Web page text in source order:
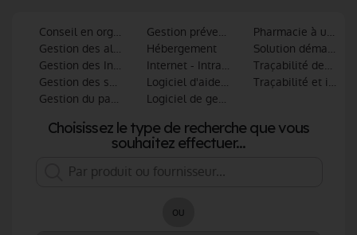
Conseil en organisation et informatique
Gestion des alertes et informatique
Gestion des Interventions
Gestion des services techniques
Gestion du patrimoine
Gestion prévention, prévision, DECI
Hébergement
Internet - Intranet - Extranet
Logiciel d'aide à la décision
Logiciel de gestion administrative
Pharmacie à
Solution
Traçabilité des
Traçabilité et
Choisissez le type de recherche que vous
souhaitez effectuer...
ou